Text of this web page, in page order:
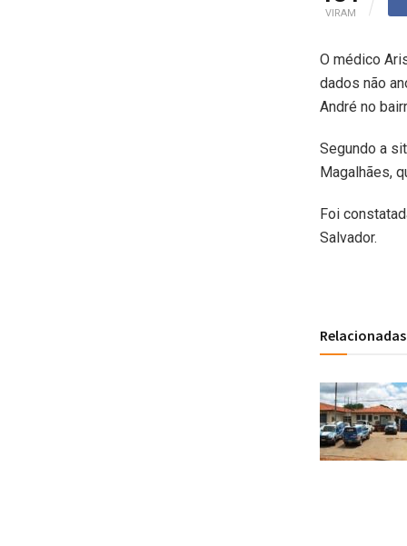
VIRAM
O médico
dados não
André no
Segundo a
Magalhães,
Foi
Salvador.
Relacionadas